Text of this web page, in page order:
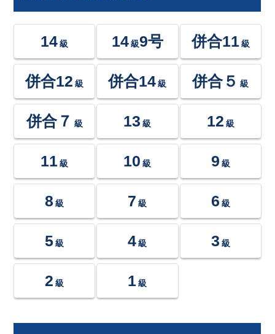
14 級 14級9号 併合11 級
併合12 級 併合14 級 併合５ 級
併合７ 級 13 級 12 級
11 級 10 級 9 級
8 級 7 級 6 級
5 級 4 級 3 級
2 級 1 級